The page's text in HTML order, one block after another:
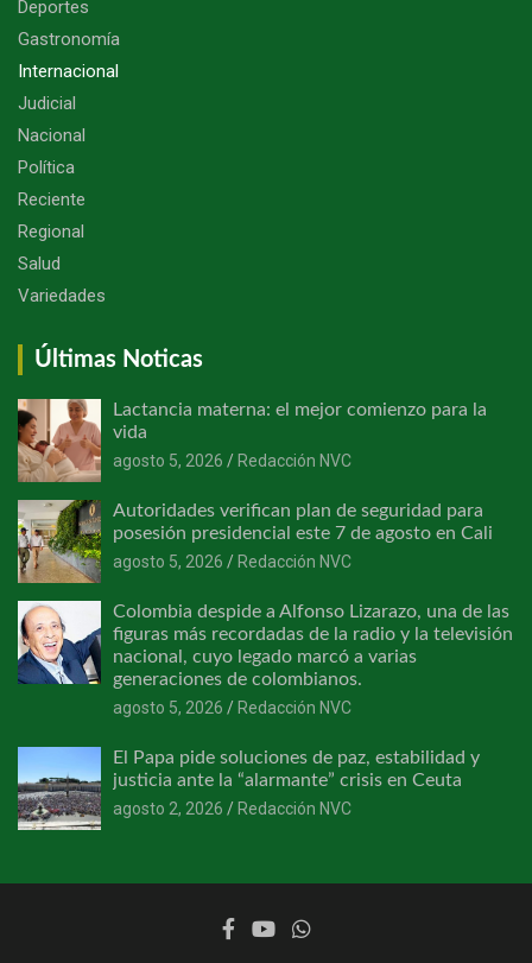
Deportes
Gastronomía
Internacional
Judicial
Nacional
Política
Reciente
Regional
Salud
Variedades
Últimas Noticas
Lactancia materna: el mejor comienzo para la
vida
agosto 5, 2026
Redacción NVC
Autoridades verifican plan de seguridad para
posesión presidencial este 7 de agosto en Cali
agosto 5, 2026
Redacción NVC
Colombia despide a Alfonso Lizarazo, una de las
figuras más recordadas de la radio y la televisión
nacional, cuyo legado marcó a varias
generaciones de colombianos.
agosto 5, 2026
Redacción NVC
El Papa pide soluciones de paz, estabilidad y
justicia ante la “alarmante” crisis en Ceuta
agosto 2, 2026
Redacción NVC